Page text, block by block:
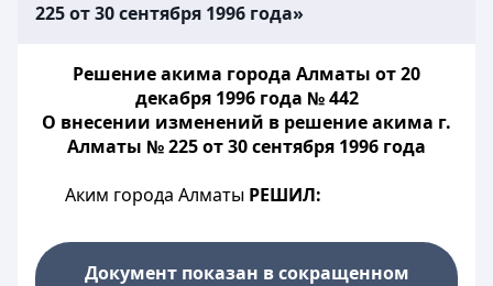
225 от 30 сентября 1996 года»
Решение акима города Алматы от 20
декабря 1996 года № 442
О внесении изменений в решение акима г.
Алматы № 225 от 30 сентября 1996 года
Аким города Алматы РЕШИЛ:
Документ показан в сокращенном